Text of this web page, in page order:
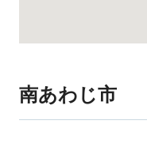
南あわじ市